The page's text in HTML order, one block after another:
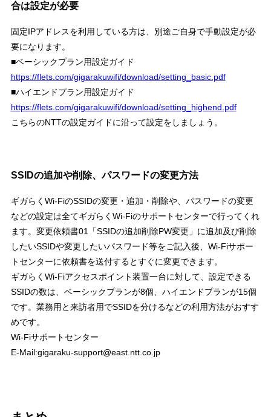
合は設定が必要
固定IPアドレスを利用している方は、別途ご自身で手動設定が必
要になります。
■ベーシックプラン用設定ガイド
https://flets.com/gigarakuwifi/download/setting_basic.pdf
■ハイエンドプラン用設定ガイド
https://flets.com/gigarakuwifi/download/setting_highend.pdf
こちらのNTTの設定ガイドに沿って設定をしましょう。
SSIDの追加や削除、パスワードの変更方法
ギガらくWi-FiのSSIDの変更・追加・削除や、パスワードの変更
などの設定は全てギガらくWi-Fiのサポートセンターで行ってくれ
ます。変更依頼書01「SSIDの追加削除PW変更」に追加及び削除
したいSSIDや変更したいパスワード等をご記入後、Wi-Fiサポー
トセンターに依頼書を送付するとすぐに変更できます。
ギガらくWi-Fiアクセスポイント装置一台に対して、設定できる
SSIDの数は、ベーシックプランが8個、ハイエンドプランが15個
です。業務用と来訪者用でSSIDを分けるなどの利用方法がおすす
めです。
Wi-Fiサポートセンター
E-Mail:gigaraku-support@east.ntt.co.jp